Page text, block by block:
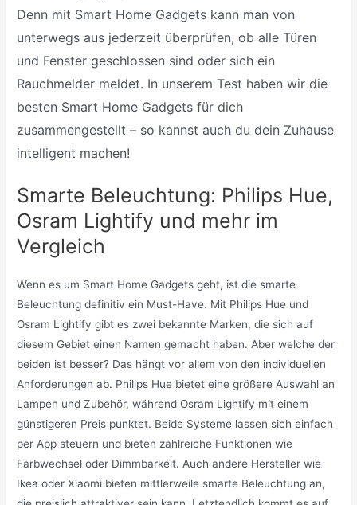
Denn mit Smart Home Gadgets kann man von
unterwegs aus jederzeit überprüfen, ob alle Türen
und Fenster geschlossen sind oder sich ein
Rauchmelder meldet. In unserem Test haben wir die
besten Smart Home Gadgets für dich
zusammengestellt – so kannst auch du dein Zuhause
intelligent machen!
Smarte Beleuchtung: Philips Hue,
Osram Lightify und mehr im
Vergleich
Wenn es um Smart Home Gadgets geht, ist die smarte
Beleuchtung definitiv ein Must-Have. Mit Philips Hue und
Osram Lightify gibt es zwei bekannte Marken, die sich auf
diesem Gebiet einen Namen gemacht haben. Aber welche der
beiden ist besser? Das hängt vor allem von den individuellen
Anforderungen ab. Philips Hue bietet eine größere Auswahl an
Lampen und Zubehör, während Osram Lightify mit einem
günstigeren Preis punktet. Beide Systeme lassen sich einfach
per App steuern und bieten zahlreiche Funktionen wie
Farbwechsel oder Dimmbarkeit. Auch andere Hersteller wie
Ikea oder Xiaomi bieten mittlerweile smarte Beleuchtung an,